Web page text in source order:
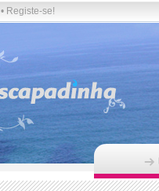
• Registe-se!